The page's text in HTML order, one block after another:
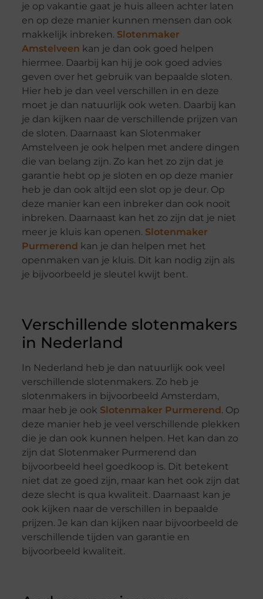
je op vakantie gaat je huis alleen achter laten
en op deze manier kunnen mensen dan ook
makkelijk inbreken. Slotenmaker
Amstelveen kan je dan ook goed helpen
hiermee. Daarbij kan hij je ook goed advies
geven over het gebruik van bepaalde sloten.
Hier heb je dan veel verschillen in en deze
moet je dan natuurlijk ook weten. Daarbij kan
je dan kijken naar de verschillende prijzen van
de sloten. Daarnaast kan Slotenmaker
Amstelveen je ook helpen met andere dingen
die van belang zijn. Zo kan het zo zijn dat je
garantie hebt op je sloten en op deze manier
heb je dan ook altijd een slot op je deur. Op
deze manier kan een inbreker dan ook nooit
inbreken. Daarnaast kan het zo zijn dat je niet
meer je kluis kan openen. Slotenmaker
Purmerend kan je dan helpen met het
openmaken van je kluis. Dit kan nodig zijn als
je bijvoorbeeld je sleutel kwijt bent.
Verschillende slotenmakers
in Nederland
In Nederland heb je dan natuurlijk ook veel
verschillende slotenmakers. Zo heb je
slotenmakers in bijvoorbeeld Amsterdam,
maar heb je ook Slotenmaker Purmerend . Op
deze manier heb je veel verschillende plekken
die je dan ook kunnen helpen. Het kan dan zo
zijn dat Slotenmaker Purmerend dan
bijvoorbeeld heel goedkoop is. Dit betekent
niet dat ze goed zijn, maar kan het ook zijn dat
deze slecht is qua kwaliteit. Daarnaast kan je
ook kijken naar de verschillen in bepaalde
prijzen. Je kan dan kijken naar bijvoorbeeld de
verschillende tijden van garantie en
bijvoorbeeld kwaliteit.